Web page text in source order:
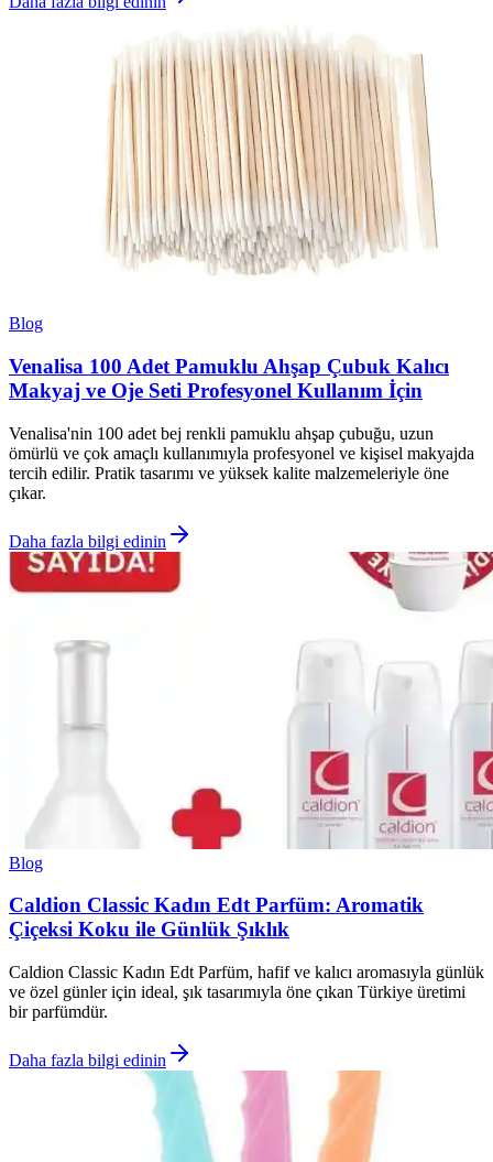
Blog
Venalisa 100 Adet Pamuklu Ahşap Çubuk Kalıcı
Makyaj ve Oje Seti Profesyonel Kullanım İçin
Venalisa'nin 100 adet bej renkli pamuklu ahşap çubuğu, uzun
ömürlü ve çok amaçlı kullanımıyla profesyonel ve kişisel makyajda
tercih edilir. Pratik tasarımı ve yüksek kalite malzemeleriyle öne
çıkar.
Daha fazla bilgi edinin
Blog
Caldion Classic Kadın Edt Parfüm: Aromatik
Çiçeksi Koku ile Günlük Şıklık
Caldion Classic Kadın Edt Parfüm, hafif ve kalıcı aromasıyla günlük
ve özel günler için ideal, şık tasarımıyla öne çıkan Türkiye üretimi
bir parfümdür.
Daha fazla bilgi edinin